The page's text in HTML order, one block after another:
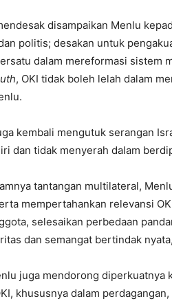
disampaikan Menlu
politis; desakan untuk
dalam mereformasi sistem
, OKI tidak boleh lelah dalam
kembali mengutuk serangan
dan tidak menyerah dalam
tantangan multilateral,
mempertahankan relevansi
selesaikan perbedaan
dan semangat bertindak
juga mendorong diperkuatnya
khususnya dalam